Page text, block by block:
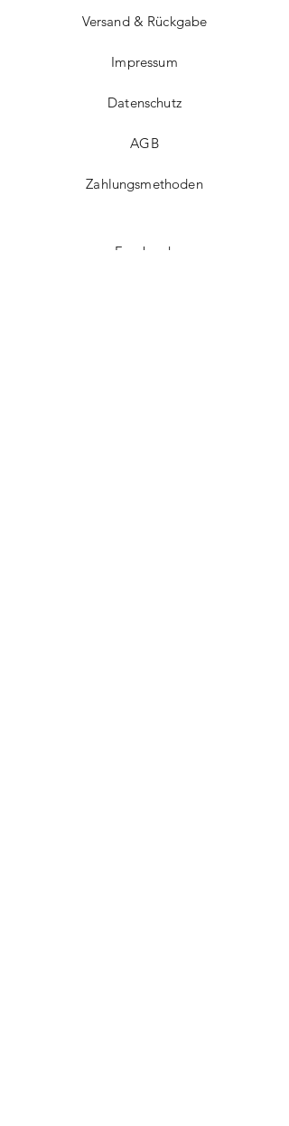
Versand & Rückgabe
Impressum
Datenschutz
AGB
Zahlungsmethoden
Facebook